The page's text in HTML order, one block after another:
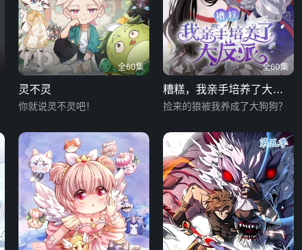
全60集
灵不灵
你就说灵不灵吧！
全60集
糟糕，我亲手培养了大反
派！
捡来的狼被我养成了大狗狗？